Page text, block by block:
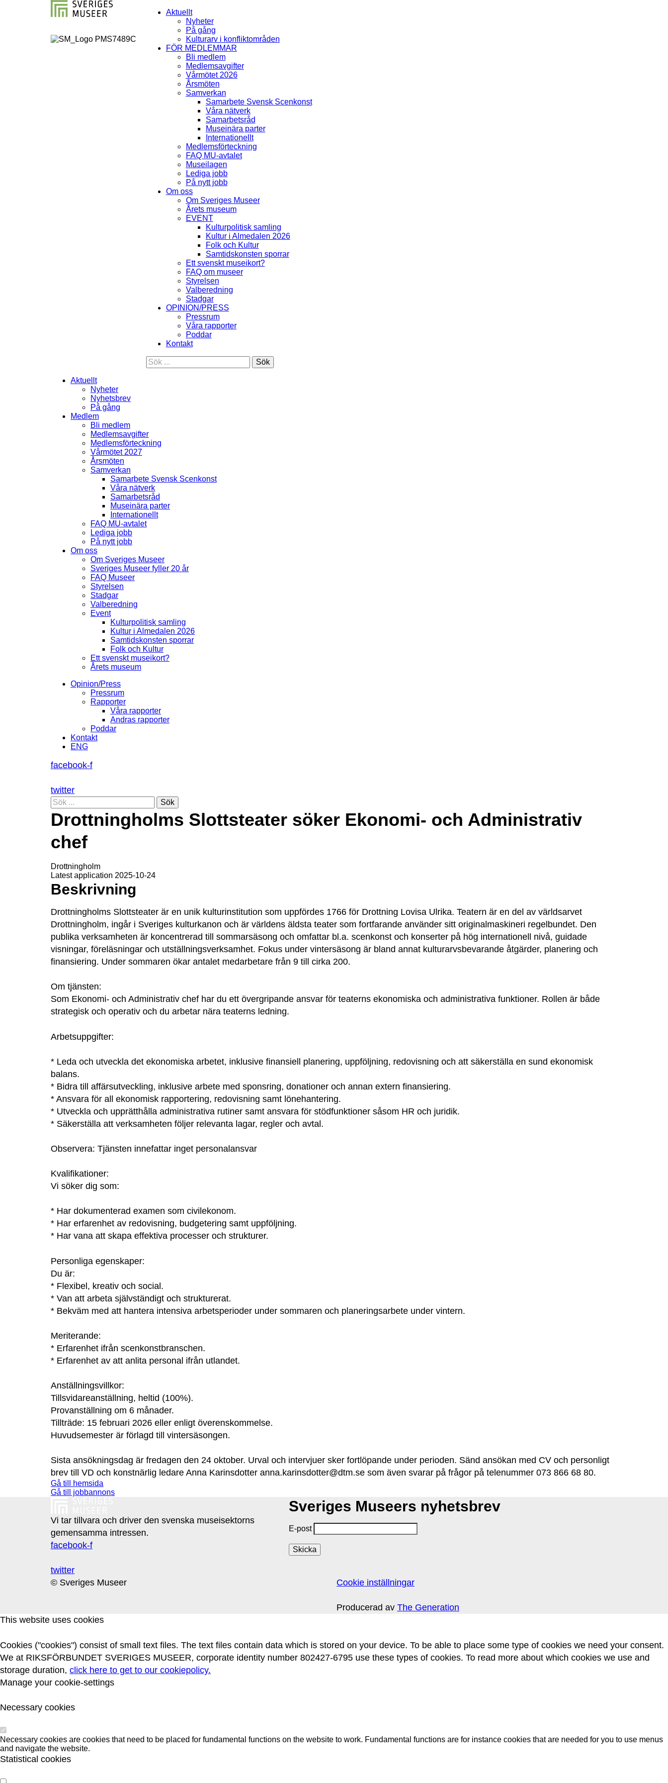
Aktuellt
Nyheter
På gång
Kulturarv i konfliktområden
FÖR MEDLEMMAR
Bli medlem
Medlemsavgifter
Vårmötet 2026
Årsmöten
Samverkan
Samarbete Svensk Scenkonst
Våra nätverk
Samarbetsråd
Museinära parter
Internationellt
Medlemsförteckning
FAQ MU-avtalet
Museilagen
Lediga jobb
På nytt jobb
Om oss
Om Sveriges Museer
Årets museum
EVENT
Kulturpolitisk samling
Kultur i Almedalen 2026
Folk och Kultur
Samtidskonsten sporrar
Ett svenskt museikort?
FAQ om museer
Styrelsen
Valberedning
Stadgar
OPINION/PRESS
Pressrum
Våra rapporter
Poddar
Kontakt
Sök
Aktuellt
Nyheter
Nyhetsbrev
På gång
Medlem
Bli medlem
Medlemsavgifter
Medlemsförteckning
Vårmötet 2027
Årsmöten
Samverkan
Samarbete Svensk Scenkonst
Våra nätverk
Samarbetsråd
Museinära parter
Internationellt
FAQ MU-avtalet
Lediga jobb
På nytt jobb
Om oss
Om Sveriges Museer
Sveriges Museer fyller 20 år
FAQ Museer
Styrelsen
Stadgar
Valberedning
Event
Kulturpolitisk samling
Kultur i Almedalen 2026
Samtidskonsten sporrar
Folk och Kultur
Ett svenskt museikort?
Årets museum
Opinion/Press
Pressrum
Rapporter
Våra rapporter
Andras rapporter
Poddar
Kontakt
ENG
facebook-f
twitter
Sök
Drottningholms Slottsteater söker Ekonomi- och Administrativ
chef
Drottningholm
Latest application 2025-10-24
Beskrivning
Drottningholms Slottsteater är en unik kulturinstitution som uppfördes 1766 för Drottning Lovisa Ulrika. Teatern är en del av världsarvet
Drottningholm, ingår i Sveriges kulturkanon och är världens äldsta teater som fortfarande använder sitt originalmaskineri regelbundet. Den
publika verksamheten är koncentrerad till sommarsäsong och omfattar bl.a. scenkonst och konserter på hög internationell nivå, guidade
visningar, föreläsningar och utställningsverksamhet. Fokus under vintersäsong är bland annat kulturarvsbevarande åtgärder, planering och
finansiering. Under sommaren ökar antalet medarbetare från 9 till cirka 200.
Om tjänsten:
Som Ekonomi- och Administrativ chef har du ett övergripande ansvar för teaterns ekonomiska och administrativa funktioner. Rollen är både
strategisk och operativ och du arbetar nära teaterns ledning.
Arbetsuppgifter:
* Leda och utveckla det ekonomiska arbetet, inklusive finansiell planering, uppföljning, redovisning och att säkerställa en sund ekonomisk
balans.
* Bidra till affärsutveckling, inklusive arbete med sponsring, donationer och annan extern finansiering.
* Ansvara för all ekonomisk rapportering, redovisning samt lönehantering.
* Utveckla och upprätthålla administrativa rutiner samt ansvara för stödfunktioner såsom HR och juridik.
* Säkerställa att verksamheten följer relevanta lagar, regler och avtal.
Observera: Tjänsten innefattar inget personalansvar
Kvalifikationer:
Vi söker dig som:
* Har dokumenterad examen som civilekonom.
* Har erfarenhet av redovisning, budgetering samt uppföljning.
* Har vana att skapa effektiva processer och strukturer.
Personliga egenskaper:
Du är:
* Flexibel, kreativ och social.
* Van att arbeta självständigt och strukturerat.
* Bekväm med att hantera intensiva arbetsperioder under sommaren och planeringsarbete under vintern.
Meriterande:
* Erfarenhet ifrån scenkonstbranschen.
* Erfarenhet av att anlita personal ifrån utlandet.
Anställningsvillkor:
Tillsvidareanställning, heltid (100%).
Provanställning om 6 månader.
Tillträde: 15 februari 2026 eller enligt överenskommelse.
Huvudsemester är förlagd till vintersäsongen.
Sista ansökningsdag är fredagen den 24 oktober. Urval och intervjuer sker fortlöpande under perioden. Sänd ansökan med CV och personligt
brev till VD och konstnärlig ledare Anna Karinsdotter anna.karinsdotter@dtm.se som även svarar på frågor på telenummer 073 866 68 80.
Gå till hemsida
Gå till jobbannons
Vi tar tillvara och driver den svenska museisektorns
gemensamma intressen.
facebook-f
twitter
Sveriges Museers nyhetsbrev
E-post
© Sveriges Museer Cookie inställningar
Producerad av The Generation
This website uses cookies
Cookies ("cookies") consist of small text files. The text files contain data which is stored on your device. To be able to place some type of cookies we need your consent.
We at RIKSFÖRBUNDET SVERIGES MUSEER, corporate identity number 802427-6795 use these types of cookies. To read more about which cookies we use and
storage duration, click here to get to our cookiepolicy.
Manage your cookie-settings
Necessary cookies
Necessary cookies are cookies that need to be placed for fundamental functions on the website to work. Fundamental functions are for instance cookies that are needed for you to use menus
and navigate the website.
Statistical cookies